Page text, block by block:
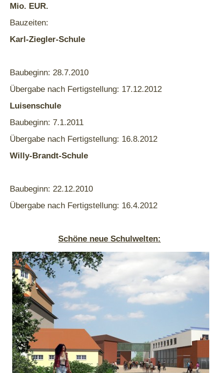
Mio. EUR.
Bauzeiten:
Karl-Ziegler-Schule
Baubeginn: 28.7.2010
Übergabe nach Fertigstellung: 17.12.2012
Luisenschule
Baubeginn: 7.1.2011
Übergabe nach Fertigstellung: 16.8.2012
Willy-Brandt-Schule
Baubeginn: 22.12.2010
Übergabe nach Fertigstellung: 16.4.2012
Schöne neue Schulwelten: